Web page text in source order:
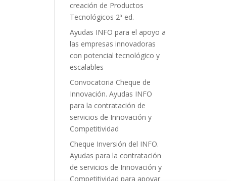
creación de Productos
Tecnológicos 2ª ed.
Ayudas INFO para el apoyo a
las empresas innovadoras
con potencial tecnológico y
escalables
Convocatoria Cheque de
Innovación. Ayudas INFO
para la contratación de
servicios de Innovación y
Competitividad
Cheque Inversión del INFO.
Ayudas para la contratación
de servicios de Innovación y
Competitividad para apoyar